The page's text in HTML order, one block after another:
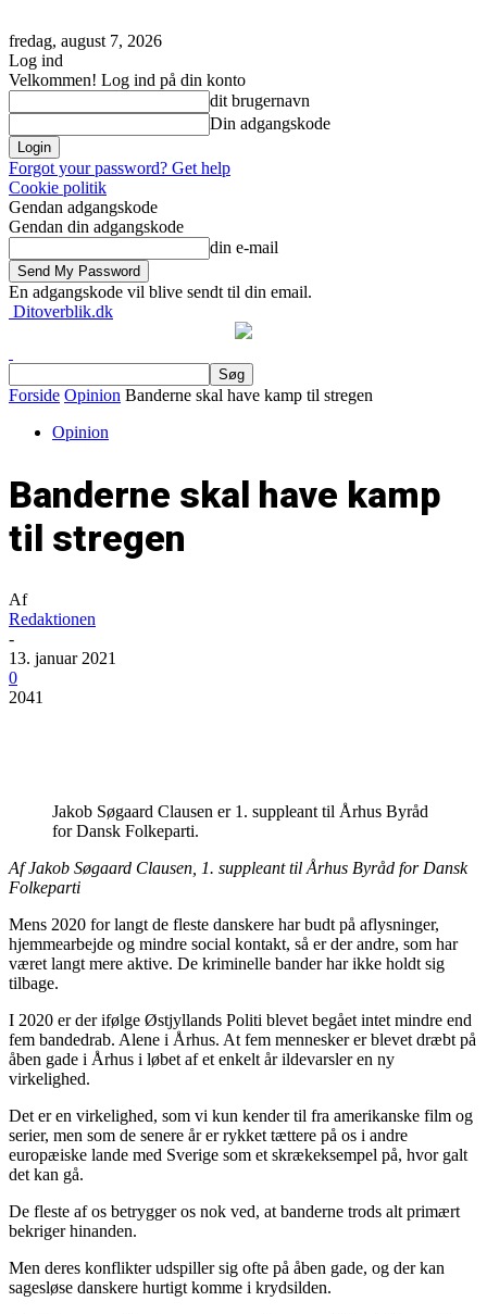
fredag, august 7, 2026
Log ind
Velkommen! Log ind på din konto
dit brugernavn
Din adgangskode
Forgot your password? Get help
Cookie politik
Gendan adgangskode
Gendan din adgangskode
din e-mail
En adgangskode vil blive sendt til din email.
Ditoverblik.dk
Forside Opinion Banderne skal have kamp til stregen
Opinion
Banderne skal have kamp
til stregen
Af
Redaktionen
-
13. januar 2021
0
2041
Jakob Søgaard Clausen er 1. suppleant til Århus Byråd
for Dansk Folkeparti.
Af Jakob Søgaard Clausen, 1. suppleant til Århus Byråd for Dansk
Folkeparti
Mens 2020 for langt de fleste danskere har budt på aflysninger,
hjemmearbejde og mindre social kontakt, så er der andre, som har
været langt mere aktive. De kriminelle bander har ikke holdt sig
tilbage.
I 2020 er der ifølge Østjyllands Politi blevet begået intet mindre end
fem bandedrab. Alene i Århus. At fem mennesker er blevet dræbt på
åben gade i Århus i løbet af et enkelt år ildevarsler en ny
virkelighed.
Det er en virkelighed, som vi kun kender til fra amerikanske film og
serier, men som de senere år er rykket tættere på os i andre
europæiske lande med Sverige som et skrækeksempel på, hvor galt
det kan gå.
De fleste af os betrygger os nok ved, at banderne trods alt primært
bekriger hinanden.
Men deres konflikter udspiller sig ofte på åben gade, og der kan
sagesløse danskere hurtigt komme i krydsilden.